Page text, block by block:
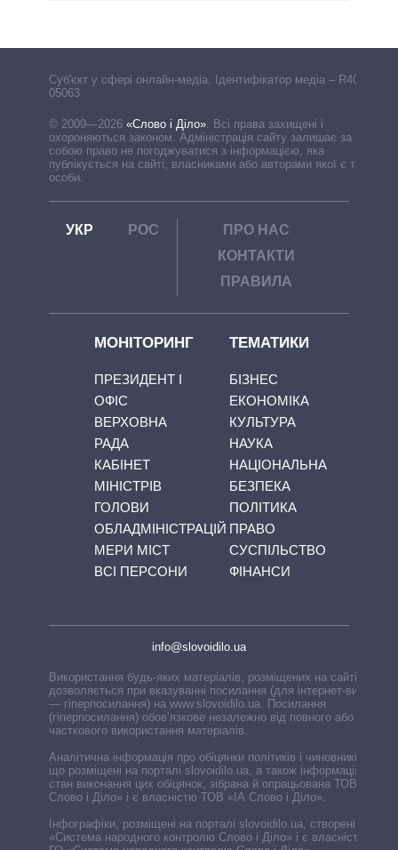
Cуб'єкт у сфері онлайн-медіа. Ідентифікатор медіа – R40-
05063
© 2009—2026 «Слово і Діло» Всі права захищені і
охороняються законом. Адміністрація сайту залишає за
собою право не погоджуватися з інформацією, яка
публікується на сайті, власниками або авторами якої є треті
особи.
УКР РОС
ПРО НАС
КОНТАКТИ
ПРАВИЛА
МОНІТОРИНГ
ПРЕЗИДЕНТ І
ОФІС
ВЕРХОВНА
РАДА
КАБІНЕТ
МІНІСТРІВ
ГОЛОВИ
ОБЛАДМІНІСТРАЦІЙ
МЕРИ МІСТ
ВСІ ПЕРСОНИ
ТЕМАТИКИ
БІЗНЕС
ЕКОНОМІКА
КУЛЬТУРА
НАУКА
НАЦІОНАЛЬНА
БЕЗПЕКА
ПОЛІТИКА
ПРАВО
СУСПІЛЬСТВО
ФІНАНСИ
info@slovoidilo.ua
Використання будь-яких матеріалів, розміщених на сайті,
дозволяється при вказуванні посилання (для інтернет-видань
— гіперпосилання) на www.slovoidilo.ua. Посилання
(гіперпосилання) обов’язкове незалежно від повного або
часткового використання матеріалів.
Аналітична інформація про обіцянки політиків і чиновників,
що розміщені на порталі slovoidilo.ua, а також інформація про
стан виконання цих обіцянок, зібрана й опрацьована ТОВ «ІА
Слово і Діло» і є власністю ТОВ «ІА Слово і Діло».
Інфографіки, розміщені на порталі slovoidilo.ua, створені ГО
«Система народного контролю Слово і Діло» і є власністю